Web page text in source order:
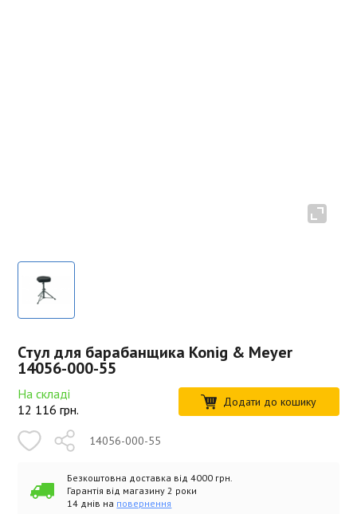
Стул для барабанщика Konig & Meyer
14056-000-55
На складі
12 116 грн. Додати до кошику
14056-000-55
Безкоштовна доставка від 4000 грн.
Гарантія від магазину 2 роки
14 днів на повернення